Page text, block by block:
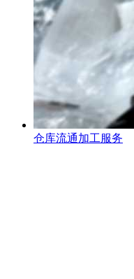
仓库流通加工服务